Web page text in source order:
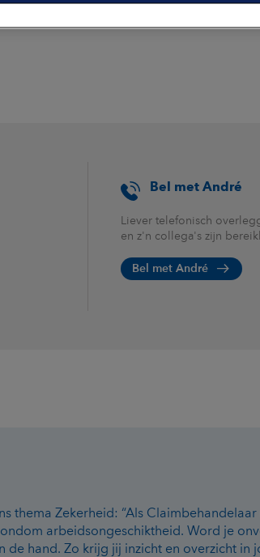
Bel met André
Liever telefonisch
en z'n collega's zijn
Bel met André
thema Zekerheid: “Als
arbeidsongeschiktheid. Word je
de hand. Zo krijg jij inzicht en overzicht in